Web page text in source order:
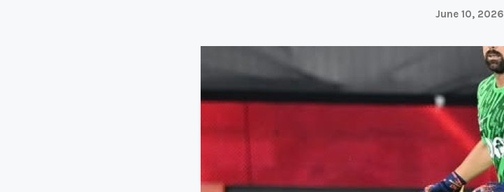
June 10, 2026